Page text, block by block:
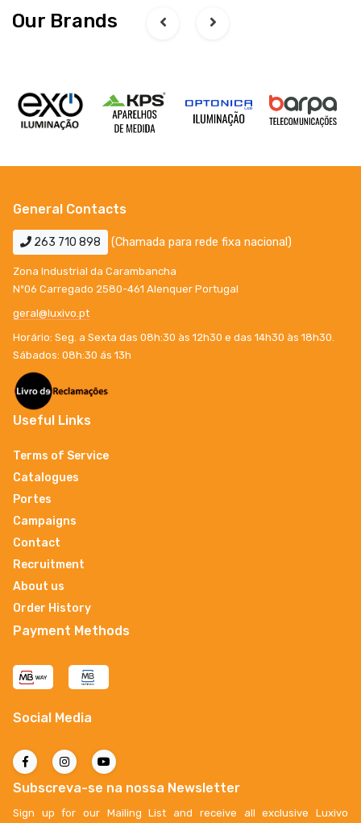
Our Brands
General Contacts
263 710 898 (Chamada para rede fixa nacional)
Zona Industrial da Carambancha
Nº06 Carregado 2580-461 Alenquer Portugal
geral@luxivo.pt
Horário: Seg. a Sexta das 08h:30 às 12h30 e das 14h30 às 18h30.
Sábados: 08h:30 ás 13h
Useful Links
Terms of Service
Catalogues
Portes
Campaigns
Contact
Recruitment
About us
Order History
Payment Methods
Social Media
Subscreva-se na nossa Newsletter
Sign up for our Mailing List and receive all exclusive Luxivo